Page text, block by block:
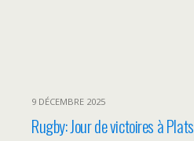
9 DÉCEMBRE 2025
Rugby: Jour de victoires à Plats